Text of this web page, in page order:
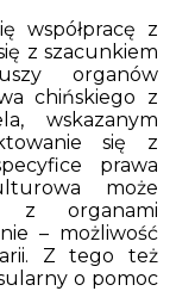
współpracę z
z szacunkiem
organów
chińskiego z
wskazanym
się z
prawa
może
z organami
– możliwość
Z tego też
o pomoc